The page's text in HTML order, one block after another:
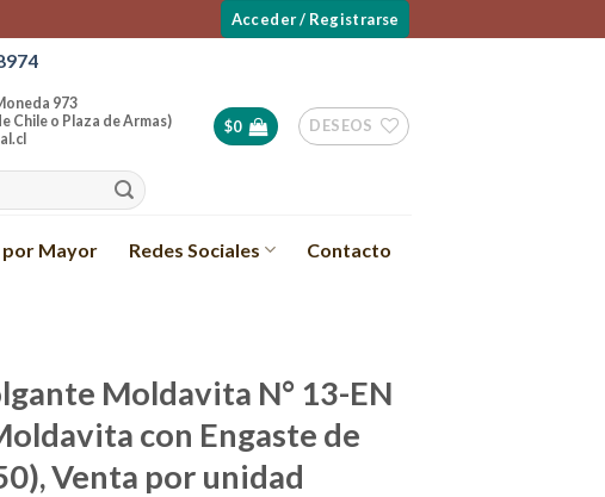
Acceder / Registrarse
973
o Plaza de Armas)
$0 DESEOS
por Mayor Redes Sociales Contacto
Moldavita N° 13-EN
con Engaste de
Venta por unidad